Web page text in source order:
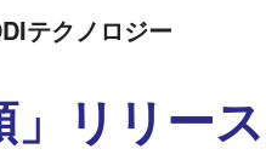
テクノロジー
」リリー